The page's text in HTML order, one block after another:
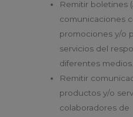
Remitir boletines (
comunicaciones
promociones y/o
servicios del
diferentes medios.
Remitir
productos y/o
colaboradores de